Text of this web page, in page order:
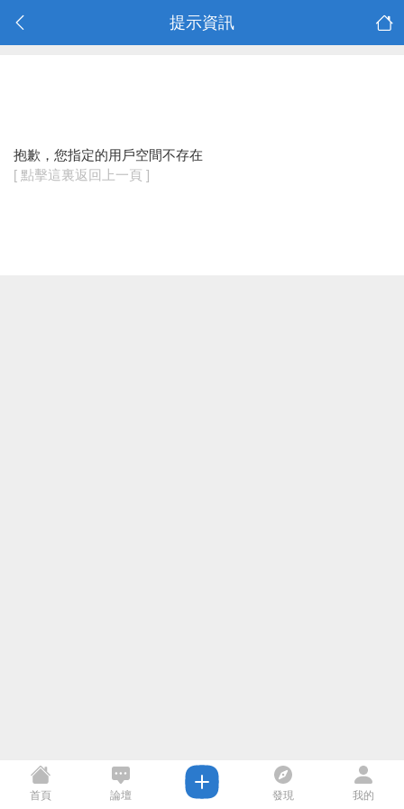
提示資訊
抱歉，您指定的用戶空間不存在
[ 點擊這裏返回上一頁 ]
首頁 論壇 發現 我的